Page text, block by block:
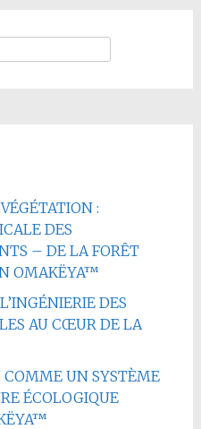
:
DES
– DE LA FORÊT
OMAKËYA™
DES
AU CŒUR DE LA
COMME UN SYSTÈME
ÉCOLOGIQUE